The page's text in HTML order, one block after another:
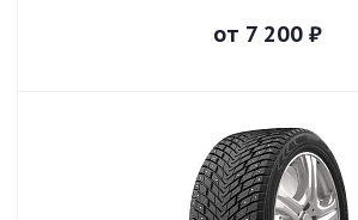
от 7 200₽